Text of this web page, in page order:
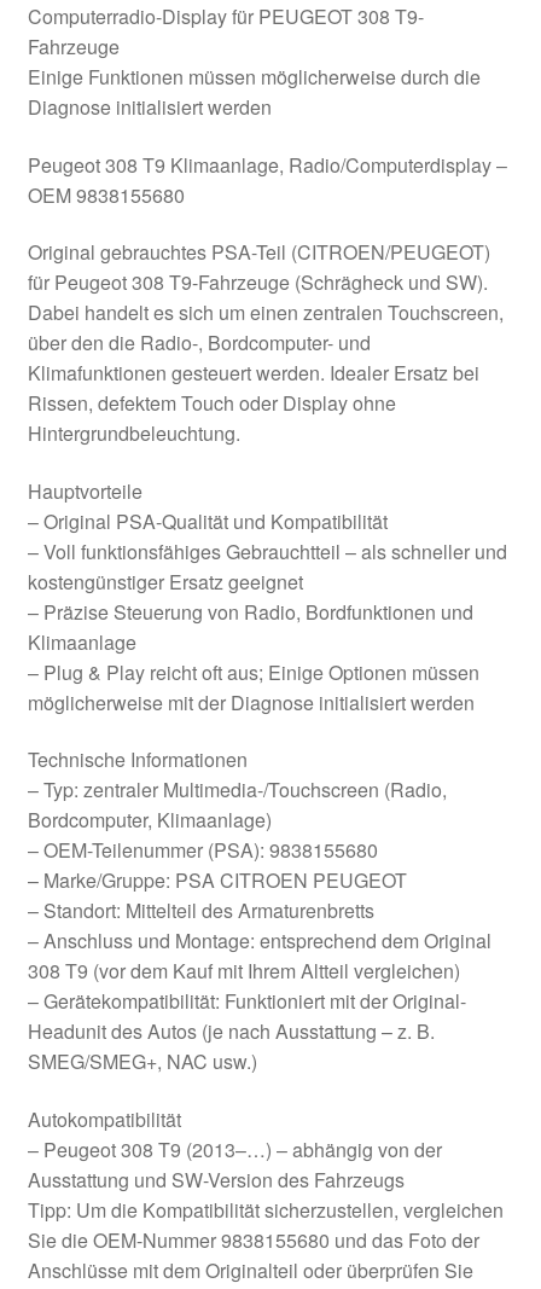
Computerradio-Display für PEUGEOT 308 T9-
Fahrzeuge
Einige Funktionen müssen möglicherweise durch die
Diagnose initialisiert werden
Peugeot 308 T9 Klimaanlage, Radio/Computerdisplay –
OEM 9838155680
Original gebrauchtes PSA-Teil (CITROEN/PEUGEOT)
für Peugeot 308 T9-Fahrzeuge (Schrägheck und SW).
Dabei handelt es sich um einen zentralen Touchscreen,
über den die Radio-, Bordcomputer- und
Klimafunktionen gesteuert werden. Idealer Ersatz bei
Rissen, defektem Touch oder Display ohne
Hintergrundbeleuchtung.
Hauptvorteile
– Original PSA-Qualität und Kompatibilität
– Voll funktionsfähiges Gebrauchtteil – als schneller und
kostengünstiger Ersatz geeignet
– Präzise Steuerung von Radio, Bordfunktionen und
Klimaanlage
– Plug & Play reicht oft aus; Einige Optionen müssen
möglicherweise mit der Diagnose initialisiert werden
Technische Informationen
– Typ: zentraler Multimedia-/Touchscreen (Radio,
Bordcomputer, Klimaanlage)
– OEM-Teilenummer (PSA): 9838155680
– Marke/Gruppe: PSA CITROEN PEUGEOT
– Standort: Mittelteil des Armaturenbretts
– Anschluss und Montage: entsprechend dem Original
308 T9 (vor dem Kauf mit Ihrem Altteil vergleichen)
– Gerätekompatibilität: Funktioniert mit der Original-
Headunit des Autos (je nach Ausstattung – z. B.
SMEG/SMEG+, NAC usw.)
Autokompatibilität
– Peugeot 308 T9 (2013–…) – abhängig von der
Ausstattung und SW-Version des Fahrzeugs
Tipp: Um die Kompatibilität sicherzustellen, vergleichen
Sie die OEM-Nummer 9838155680 und das Foto der
Anschlüsse mit dem Originalteil oder überprüfen Sie